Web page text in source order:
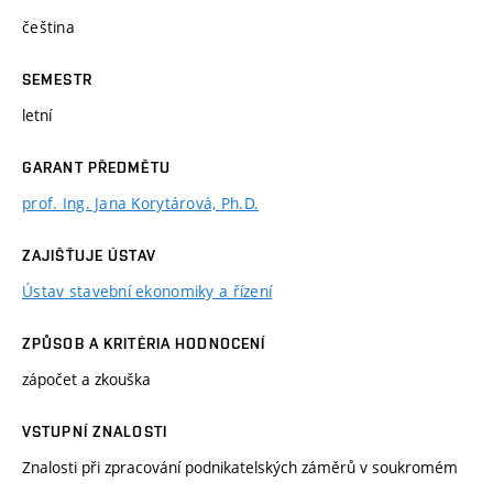
čeština
SEMESTR
letní
GARANT PŘEDMĚTU
prof. Ing. Jana Korytárová, Ph.D.
ZAJIŠŤUJE ÚSTAV
Ústav stavební ekonomiky a řízení
ZPŮSOB A KRITÉRIA HODNOCENÍ
zápočet a zkouška
VSTUPNÍ ZNALOSTI
Znalosti při zpracování podnikatelských záměrů v soukromém